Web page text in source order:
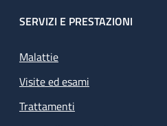
SERVIZI E PRESTAZIONI
Malattie
Visite ed esami
Trattamenti